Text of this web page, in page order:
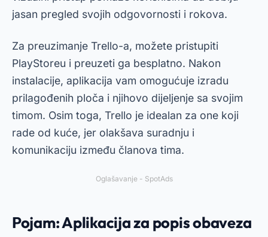
jasan pregled svojih odgovornosti i rokova.
Za preuzimanje Trello-a, možete pristupiti
PlayStoreu i preuzeti ga besplatno. Nakon
instalacije, aplikacija vam omogućuje izradu
prilagođenih ploča i njihovo dijeljenje sa svojim
timom. Osim toga, Trello je idealan za one koji
rade od kuće, jer olakšava suradnju i
komunikaciju između članova tima.
Oglašavanje - SpotAds
Pojam: Aplikacija za popis obaveza